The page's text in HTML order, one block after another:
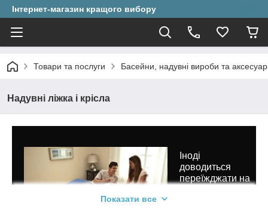
Інтернет-магазин кращого вибору
Товари та послуги Басейни, надувні вироби та
Надувні ліжка і крісла
Іноді
доводиться
переїжджати на
Показати все